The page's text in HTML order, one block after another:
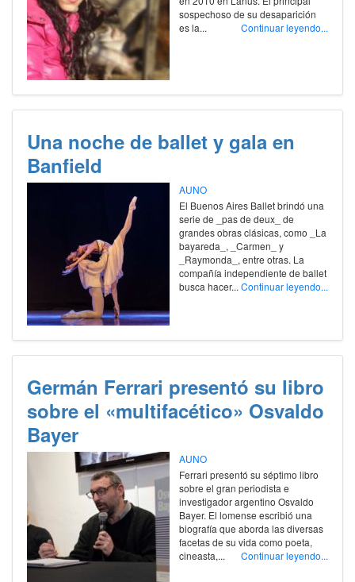
sospechoso de su desaparición
es la...
Continuar leyendo...
Una noche de ballet y gala en
Banfield
AUNO
El Buenos Aires Ballet brindó una
serie de _pas de deux_ de
grandes obras clásicas, como _La
bayareda_, _Carmen_ y
_Raymonda_, entre otras. La
compañía independiente de ballet
busca hacer... Continuar leyendo...
Germán Ferrari presentó su libro
sobre el «multifacético» Osvaldo
Bayer
AUNO
Ferrari presentó su séptimo libro
sobre el gran periodista e
investigador argentino Osvaldo
Bayer. El lomense escribió una
biografía que aborda las diversas
facetas de su vida como poeta,
cineasta,...
Continuar leyendo...